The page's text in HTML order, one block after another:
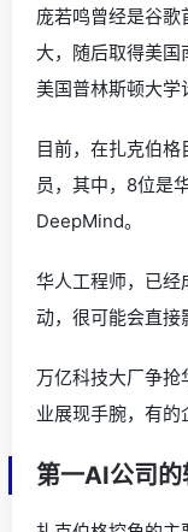
庞若鸣曾经是谷
大，随后取得美
美国普林斯顿大学
目前，在扎克伯格
员，其中，8位是
DeepMind。
华人工程师，已经
动，很可能会直接
万亿科技大厂争
业展现手腕，有的
第一AI公司的